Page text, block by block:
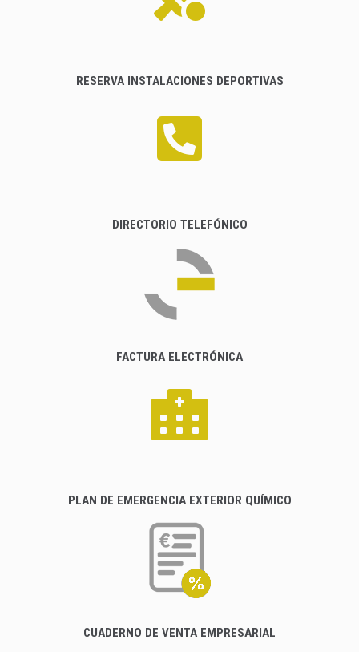
RESERVA INSTALACIONES DEPORTIVAS
DIRECTORIO TELEFÓNICO
FACTURA ELECTRÓNICA
PLAN DE EMERGENCIA EXTERIOR QUÍMICO
CUADERNO DE VENTA EMPRESARIAL